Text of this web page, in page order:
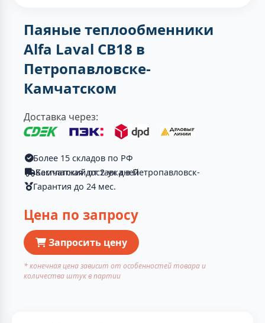
Паяные теплообменники
Alfa Laval CB18 в
Петропавловске-
Камчатском
Доставка через:
Более 15 складов по РФ
Бесплатная доставка в Петропавловск-Камчатский от 2-ух дней
Гарантия до 24 мес.
Цена по запросу
Запросить цену
* конечная цена зависит от особенностей товара и
количества штук в партии